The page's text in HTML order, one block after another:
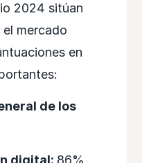
2024 sitúan
el mercado
en
de los
digital: 86%